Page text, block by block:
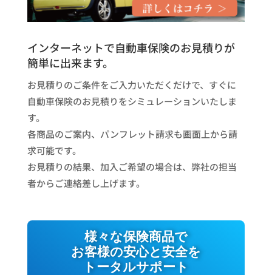
インターネットで自動車保険のお見積りが
簡単に出来ます。
お見積りのご条件をご入力いただくだけで、すぐに
自動車保険のお見積りをシミュレーションいたしま
す。
各商品のご案内、パンフレット請求も画面上から請
求可能です。
お見積りの結果、加入ご希望の場合は、弊社の担当
者からご連絡差し上げます。
様々な保険商品で
お客様の安心と安全を
トータルサポート